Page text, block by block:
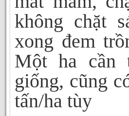
không chặt
xong đem
Một ha
giống, cũng
tấn/ha tùy